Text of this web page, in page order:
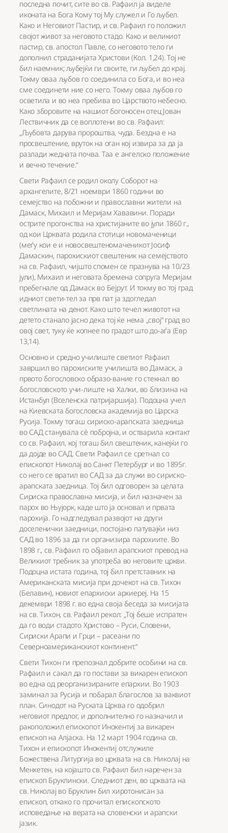
последна почит, сите во св. Рафаил ја виделе
иконата на Бога Кому тој Му служел и Го љубел.
Како и Неговиот Пастир, и св. Рафаил го положил
својот живот за неговото стадо. Како и великиот
пастир, св. апостол Павле, со неговото тело ги
дополнил страданијата Христови (Кол. 1,24). Тој не
бил наемник; љубејќи ги своите, ги љубел до крај.
Токму оваа љубов го соединила со Бога, и во неа
сме соединети ние со него. Токму оваа љубов го
осветила и во неа пребива во Царството небесно.
Како зборовите на нашиот богоносен отец Јован
Лествичник да се воплотени во св. Рафаил:
„Љубовта дарува пророштва, чуда. Бездна е на
просвештение, вруток на оган кој извира за да ја
разлади жедната почва. Таа е ангелско положение
и вечно течение.“
Свети Рафаил се родил околу Соборот на
архангелите, 8/21 ноември 1860 години во
семејство на побожни и православни жители на
Дамаск, Михаил и Меријам Хававини. Поради
острите прогонства на христијаните во јули 1860 г.,
од кои Црквата родила стотици новомаченици
(меѓу кои е и новосвештеномаченикот Јосиф
Дамаскин, парохискиот свештеник на семејството
на св. Рафаил, чијшто спомен се празнува на 10/23
јули), Михаил и неговата бремена сопруга Меријам
пребегнале од Дамаск во Бејрут. И токму во тој град
идниот свети-тел за прв пат ја здогледал
светлината на денот. Како што течел животот на
детето станало јасно дека тој ќе нема „свој“ град во
овој свет, туку ќе копнее по градот што до-аѓа (Евр
13,14).
Основно и средно училиште светиот Рафаил
завршил во парохиските училишта во Дамаск, а
првото богословско образо-вание го стекнал во
богословското учи-лиште на Халки, во близина на
Истанбул (Вселенска патријаршија). Подоцна учел
на Киевската богословска академија во Царска
Русија. Токму тогаш сириско-арапската заедница
во САД станувала сè побројна, и остварила контакт
со св. Рафаил, кој тогаш бил свештеник, канејќи го
да дојде во САД. Свети Рафаил се сретнал со
епископот Николај во Санкт Петербург и во 1895г.
со него се вратил во САД за да служи во сириско-
арапската заедница. Тој бил одговорен за целата
Сириска православна мисија, и бил назначен за
парох во Њујорк, каде што ја основал и првата
парохија. Го надгледувал развојот на други
доселенички заедници, постојано патувајќи низ
САД во 1896 за да ги организира парохиите. Во
1898 г., св. Рафаил го објавил арапскиот превод на
Великиот требник за употреба во неговите цркви.
Подоцна истата година, тој бил претставник на
Американската мисија при дочекот на св. Тихон
(Белавин), новиот епархиски архиереј. На 15
декември 1898 г. во една своја беседа за мисијата
на св. Тихон, св. Рафаил рекол: „Тој беше испратен
да го води стадото Христово – Руси, Словени,
Сириски Арапи и Грци – расеани по
Северноамериканскиот континент.“
Свети Тихон ги препознал добрите особини на св.
Рафаил и сакал да го постави за викарен епископ
во една од реорганизираните епархии. Во 1903
заминал за Русија и побарал благослов за ваквиот
план. Синодот на Руската Црква го одобрил
неговиот предлог, и дополнително го назначил и
ракоположил епископот Инокентиј за викарен
епископ на Алјаска. На 12 март 1904 година св.
Тихон и епископот Инокентиј отслужиле
Божествена Литургија во црквата на св. Николај на
Менхетен, на којашто св. Рафаил бил наречен за
епископ Бруклински. Следниот ден, во црквата на
св. Николај во Бруклин бил хиротонисан за
епископ, откако го прочитал епископското
исповедање на верата на словенски и арапски
јазик.